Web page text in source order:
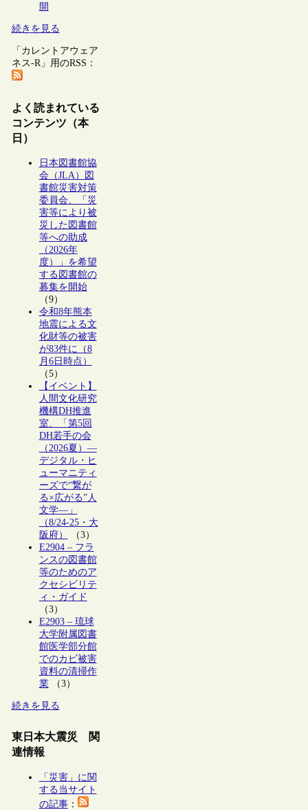
開
続きを見る
「カレントアウェア
ネス-R」用のRSS：
よく読まれている
コンテンツ（本
日）
日本図書館協
会（JLA）図
書館災害対策
委員会、「災
害等により被
災した図書館
等への助成
（2026年
度）」を希望
する図書館の
募集を開始
（9）
令和8年熊本
地震による文
化財等の被害
が83件に（8
月6日時点）
（5）
【イベント】
人間文化研究
機構DH推進
室、「第5回
DH若手の会
（2026夏）―
デジタル・ヒ
ューマニティ
ーズで“繋が
る×広がる”人
文学―」
（8/24-25・大
阪府）
（3）
E2904 – フラ
ンスの図書館
等のためのア
クセシビリテ
ィ・ガイド
（3）
E2903 – 琉球
大学附属図書
館医学部分館
でのカビ被害
資料の清掃作
業（3）
続きを見る
東日本大震災 関
連情報
「災害」に関
する当サイト
の記事：